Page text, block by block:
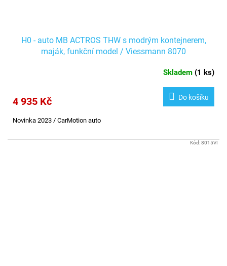
H0 - auto MB ACTROS THW s modrým kontejnerem,
maják, funkční model / Viessmann 8070
Skladem (1 ks)
4 935 Kč Do košíku
Novinka 2023 / CarMotion auto
Kód:8015VI